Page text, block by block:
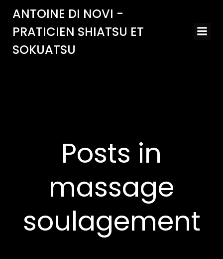
au
contenu
ANTOINE DI NOVI -
PRATICIEN SHIATSU ET
SOKUATSU
Posts in
massage
soulagement